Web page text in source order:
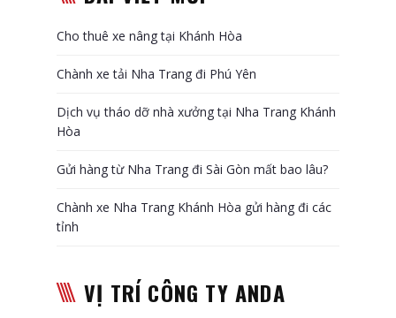
Cho thuê xe nâng tại Khánh Hòa
Chành xe tải Nha Trang đi Phú Yên
Dịch vụ tháo dỡ nhà xưởng tại Nha Trang Khánh
Hòa
Gửi hàng từ Nha Trang đi Sài Gòn mất bao lâu?
Chành xe Nha Trang Khánh Hòa gửi hàng đi các
tỉnh
VỊ TRÍ CÔNG TY ANDA